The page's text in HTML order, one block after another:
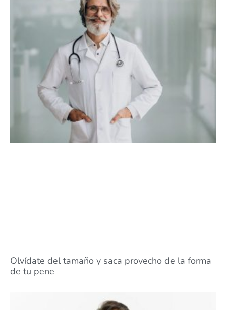
Olvídate del tamaño y saca provecho de la forma
de tu pene